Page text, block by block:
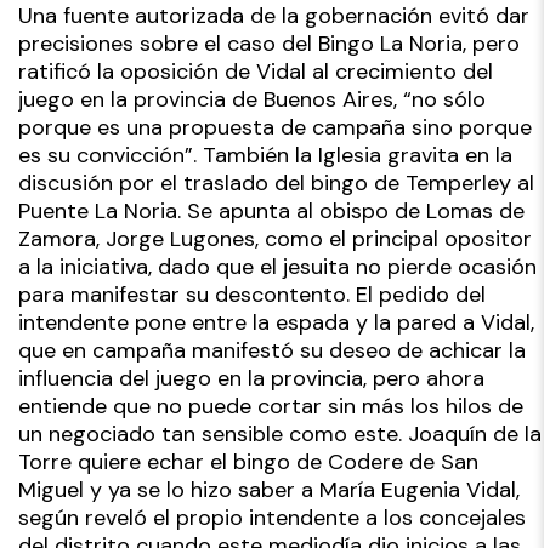
Una fuente autorizada de la gobernación evitó dar
precisiones sobre el caso del Bingo La Noria, pero
ratificó la oposición de Vidal al crecimiento del
juego en la provincia de Buenos Aires, “no sólo
porque es una propuesta de campaña sino porque
es su convicción”. También la Iglesia gravita en la
discusión por el traslado del bingo de Temperley al
Puente La Noria. Se apunta al obispo de Lomas de
Zamora, Jorge Lugones, como el principal opositor
a la iniciativa, dado que el jesuita no pierde ocasión
para manifestar su descontento. El pedido del
intendente pone entre la espada y la pared a Vidal,
que en campaña manifestó su deseo de achicar la
influencia del juego en la provincia, pero ahora
entiende que no puede cortar sin más los hilos de
un negociado tan sensible como este. Joaquín de la
Torre quiere echar el bingo de Codere de San
Miguel y ya se lo hizo saber a María Eugenia Vidal,
según reveló el propio intendente a los concejales